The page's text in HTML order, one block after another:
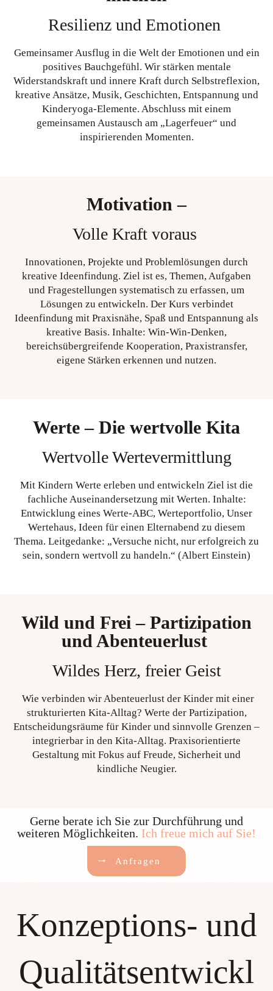
Resilienz und Emotionen
Gemeinsamer Ausflug in die Welt der Emotionen und ein
positives Bauchgefühl. Wir stärken mentale
Widerstandskraft und innere Kraft durch Selbstreflexion,
kreative Ansätze, Musik, Geschichten, Entspannung und
Kinderyoga-Elemente. Abschluss mit einem
gemeinsamen Austausch am „Lagerfeuer“ und
inspirierenden Momenten.
Motivation –
Volle Kraft voraus
Innovationen, Projekte und Problemlösungen durch
kreative Ideenfindung. Ziel ist es, Themen, Aufgaben
und Fragestellungen systematisch zu erfassen, um
Lösungen zu entwickeln. Der Kurs verbindet
Ideenfindung mit Praxisnähe, Spaß und Entspannung als
kreative Basis. Inhalte: Win-Win-Denken,
bereichsübergreifende Kooperation, Praxistransfer,
eigene Stärken erkennen und nutzen.
Werte – Die wertvolle Kita
Wertvolle Wertevermittlung
Mit Kindern Werte erleben und entwickeln Ziel ist die
fachliche Auseinandersetzung mit Werten. Inhalte:
Entwicklung eines Werte-ABC, Werteportfolio, Unser
Wertehaus, Ideen für einen Elternabend zu diesem
Thema. Leitgedanke: „Versuche nicht, nur erfolgreich zu
sein, sondern wertvoll zu handeln.“ (Albert Einstein)
Wild und Frei – Partizipation
und Abenteuerlust
Wildes Herz, freier Geist
Wie verbinden wir Abenteuerlust der Kinder mit einer
strukturierten Kita-Alltag? Werte der Partizipation,
Entscheidungsräume für Kinder und sinnvolle Grenzen –
integrierbar in den Kita-Alltag. Praxisorientierte
Gestaltung mit Fokus auf Freude, Sicherheit und
kindliche Neugier.
Gerne berate ich Sie zur Durchführung und
weiteren Möglichkeiten. Ich freue mich auf Sie!
Anfragen
Konzeptions- und
Qualitätsentwickl